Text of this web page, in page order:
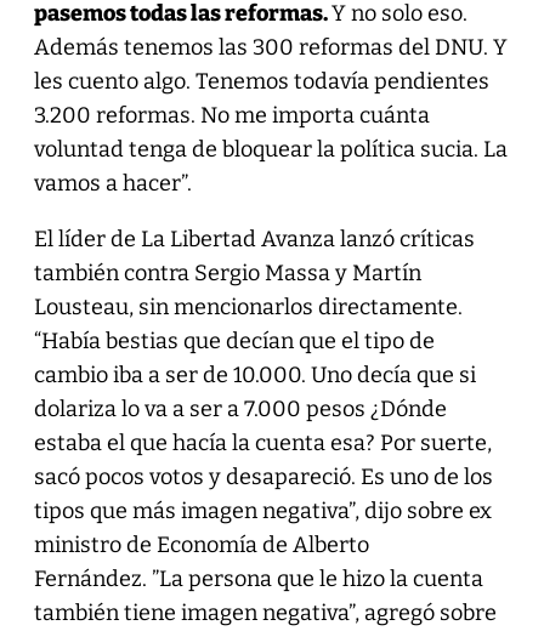
pasemos todas las reformas.Y no solo eso.
Además tenemos las 300 reformas del DNU. Y
les cuento algo. Tenemos todavía pendientes
3.200 reformas. No me importa cuánta
voluntad tenga de bloquear la política sucia. La
vamos a hacer”.
El líder de La Libertad Avanza lanzó críticas
también contra Sergio Massa y Martín
Lousteau, sin mencionarlos directamente.
“Había bestias que decían que el tipo de
cambio iba a ser de 10.000. Uno decía que si
dolariza lo va a ser a 7.000 pesos ¿Dónde
estaba el que hacía la cuenta esa? Por suerte,
sacó pocos votos y desapareció. Es uno de los
tipos que más imagen negativa”, dijo sobre ex
ministro de Economía de Alberto
Fernández. ”La persona que le hizo la cuenta
también tiene imagen negativa”, agregó sobre